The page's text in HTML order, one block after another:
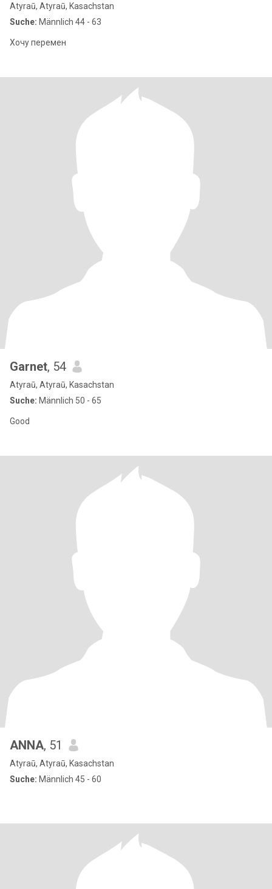
Atyraū, Atyraū, Kasachstan
Suche: Männlich 44 - 63
Хочу перемен
Garnet, 54
Atyraū, Atyraū, Kasachstan
Suche: Männlich 50 - 65
Good
ANNA, 51
Atyraū, Atyraū, Kasachstan
Suche: Männlich 45 - 60